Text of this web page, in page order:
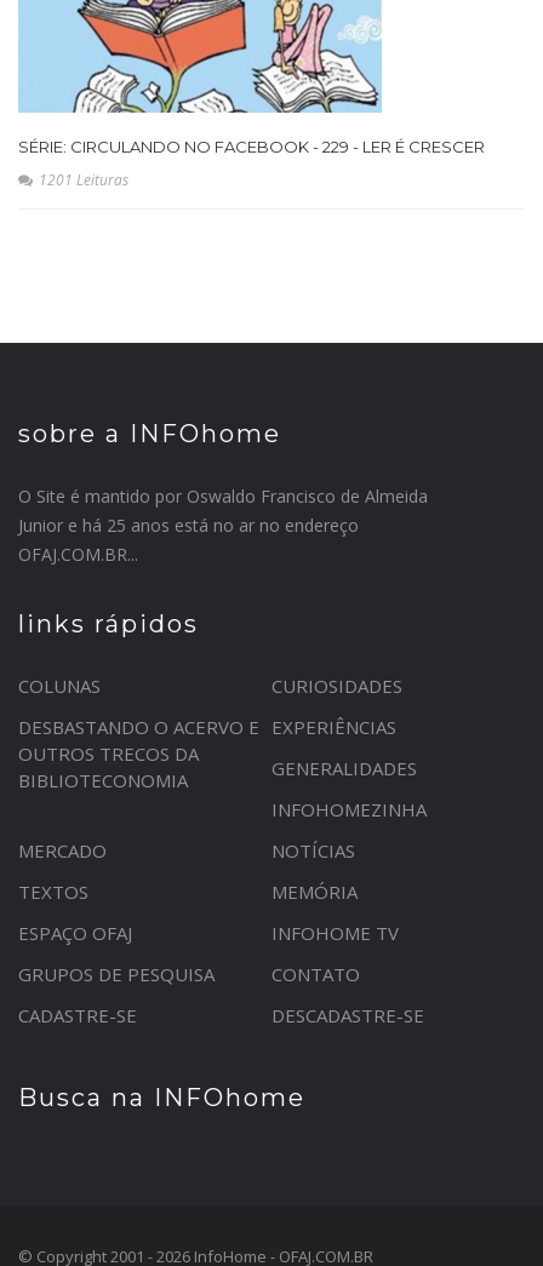
SÉRIE: CIRCULANDO NO FACEBOOK - 229 - LER É CRESCER
1201 Leituras
sobre a INFOhome
O Site é mantido por Oswaldo Francisco de Almeida
Junior e há 25 anos está no ar no endereço
OFAJ.COM.BR...
links rápidos
COLUNAS
CURIOSIDADES
DESBASTANDO O ACERVO E
OUTROS TRECOS DA
BIBLIOTECONOMIA
EXPERIÊNCIAS
GENERALIDADES
INFOHOMEZINHA
MERCADO
NOTÍCIAS
TEXTOS
MEMÓRIA
ESPAÇO OFAJ
INFOHOME TV
GRUPOS DE PESQUISA
CONTATO
CADASTRE-SE
DESCADASTRE-SE
Busca na INFOhome
© Copyright 2001 - 2026 InfoHome - OFAJ.COM.BR